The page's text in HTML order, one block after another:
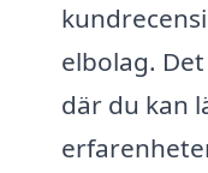
elbolag.
där du kan